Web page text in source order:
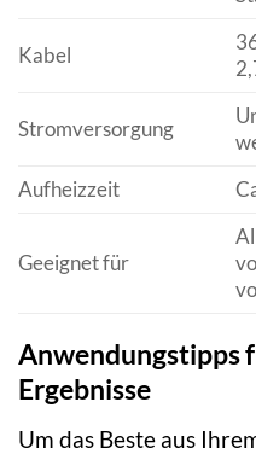
Kabel
Stromversorgung
Aufheizzeit
Geeignet für
Anwendungstipps
Ergebnisse
Um das Beste aus